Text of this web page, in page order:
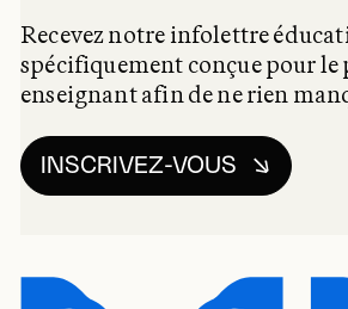
Recevez notre infolettre
spécifiquement conçue pour le
enseignant afin de ne rien
INSCRIVEZ-VOUS